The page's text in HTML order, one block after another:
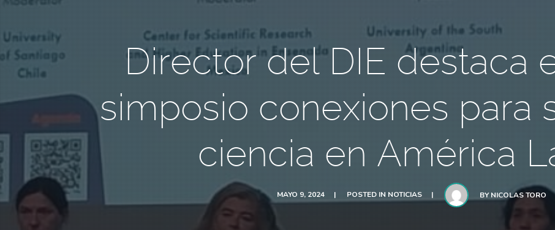
Director del DIE destaca
simposio conexiones para
ciencia en América
MAYO 9, 2024 POSTED INNOTICIAS BYNICOLAS TORO